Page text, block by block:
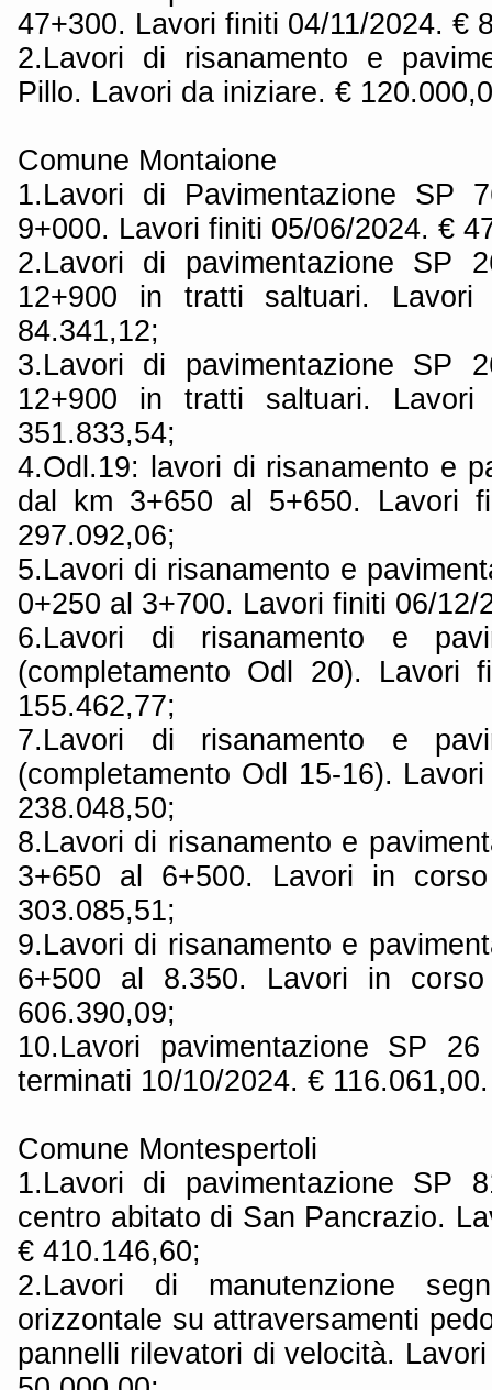
47+300. Lavori finiti 04/11/2024. €
2.Lavori di risanamento e
Pillo. Lavori da iniziare. €
Comune Montaione
1.Lavori di Pavimentazione SP
9+000. Lavori finiti 05/06/2024. €
2.Lavori di pavimentazione SP
12+900 in tratti saltuari. Lavori
84.341,12;
3.Lavori di pavimentazione SP
12+900 in tratti saltuari. Lavori
351.833,54;
4.Odl.19: lavori di risanamento e
dal km 3+650 al 5+650. Lavori
297.092,06;
5.Lavori di risanamento e
0+250 al 3+700. Lavori finiti 06/12/
6.Lavori di risanamento e
(completamento Odl 20). Lavori
155.462,77;
7.Lavori di risanamento e
(completamento Odl 15-16).
238.048,50;
8.Lavori di risanamento e
3+650 al 6+500. Lavori in
303.085,51;
9.Lavori di risanamento e
6+500 al 8.350. Lavori in
606.390,09;
10.Lavori pavimentazione SP
terminati 10/10/2024. € 116.061,00.
Comune Montespertoli
1.Lavori di pavimentazione SP
centro abitato di San Pancrazio.
€ 410.146,60;
2.Lavori di manutenzione
orizzontale su attraversamenti
pannelli rilevatori di velocità.